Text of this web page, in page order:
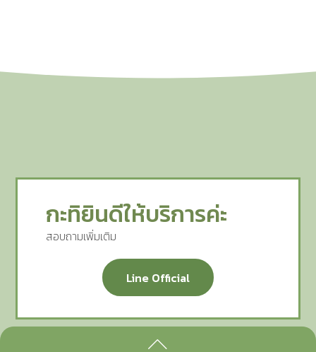
กะทิยินดีให้บริการค่ะ
สอบถามเพิ่มเติม
Line Official